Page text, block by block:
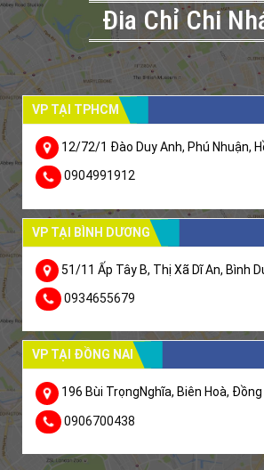
Đia Chỉ Chi
VP TẠI TPHCM
12/72/1 Đào Duy Anh, Phú Nhuận,
0904991912
VP TẠI BÌNH DƯƠNG
51/11 Ấp Tây B, Thị Xã Dĩ An, Bình
0934655679
VP TẠI ĐỒNG NAI
196 Bùi TrọngNghĩa, Biên Hoà, Đồng
0906700438